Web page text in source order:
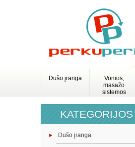
Dušo įranga
Vonios,
masažo
sistemos
KATEGORIJOS
Dušo įranga